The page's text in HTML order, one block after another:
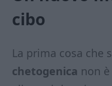
cibo
La prima cosa che
chetogenica non